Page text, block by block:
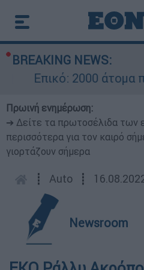
BREAKING NEWS:
Επικό: 2000 άτομα
Πρωινή ενημέρωση:
➔ Δείτε τα πρωτοσέλιδα των
περισσότερα για τον καιρό
γιορτάζουν σήμερα
┋ Auto ┋
Newsroom